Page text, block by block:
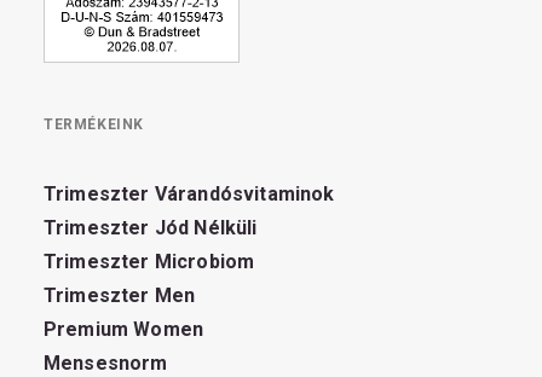
TERMÉKEINK
Trimeszter Várandósvitaminok
Trimeszter Jód Nélküli
Trimeszter Microbiom
Trimeszter Men
Premium Women
Mensesnorm